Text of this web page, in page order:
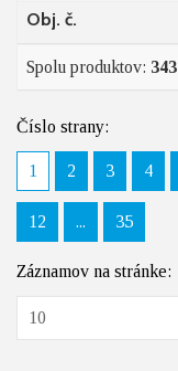
Obj. č.
Spolu produktov: 343
Číslo strany:
1 2 3 4
12 ... 35
Záznamov na stránke: